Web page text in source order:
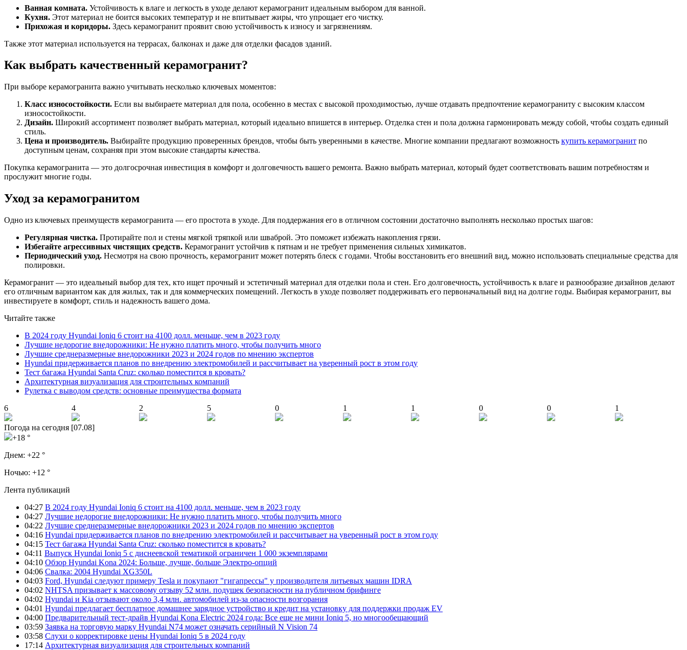
Ванная комната. Устойчивость к влаге и легкость в уходе делают керамогранит идеальным выбором для ванной.
Кухня. Этот материал не боится высоких температур и не впитывает жиры, что упрощает его чистку.
Прихожая и коридоры. Здесь керамогранит проявит свою устойчивость к износу и загрязнениям.
Также этот материал используется на террасах, балконах и даже для отделки фасадов зданий.
Как выбрать качественный керамогранит?
При выборе керамогранита важно учитывать несколько ключевых моментов:
Класс износостойкости. Если вы выбираете материал для пола, особенно в местах с высокой проходимостью, лучше отдавать предпочтение керамограниту с высоким классом
износостойкости.
Дизайн. Широкий ассортимент позволяет выбрать материал, который идеально впишется в интерьер. Отделка стен и пола должна гармонировать между собой, чтобы создать единый
стиль.
Цена и производитель. Выбирайте продукцию проверенных брендов, чтобы быть уверенными в качестве. Многие компании предлагают возможность купить керамогранит по
доступным ценам, сохраняя при этом высокие стандарты качества.
Покупка керамогранита — это долгосрочная инвестиция в комфорт и долговечность вашего ремонта. Важно выбрать материал, который будет соответствовать вашим потребностям и
прослужит многие годы.
Уход за керамогранитом
Одно из ключевых преимуществ керамогранита — его простота в уходе. Для поддержания его в отличном состоянии достаточно выполнять несколько простых шагов:
Регулярная чистка. Протирайте пол и стены мягкой тряпкой или шваброй. Это поможет избежать накопления грязи.
Избегайте агрессивных чистящих средств. Керамогранит устойчив к пятнам и не требует применения сильных химикатов.
Периодический уход. Несмотря на свою прочность, керамогранит может потерять блеск с годами. Чтобы восстановить его внешний вид, можно использовать специальные средства для
полировки.
Керамогранит — это идеальный выбор для тех, кто ищет прочный и эстетичный материал для отделки пола и стен. Его долговечность, устойчивость к влаге и разнообразие дизайнов делают
его отличным вариантом как для жилых, так и для коммерческих помещений. Легкость в уходе позволяет поддерживать его первоначальный вид на долгие годы. Выбирая керамогранит, вы
инвестируете в комфорт, стиль и надежность вашего дома.
Читайте также
В 2024 году Hyundai Ioniq 6 стоит на 4100 долл. меньше, чем в 2023 году
Лучшие недорогие внедорожники: Не нужно платить много, чтобы получить много
Лучшие среднеразмерные внедорожники 2023 и 2024 годов по мнению экспертов
Hyundai придерживается планов по внедрению электромобилей и рассчитывает на уверенный рост в этом году
Тест багажа Hyundai Santa Cruz: сколько поместится в кровать?
Архитектурная визуализация для строительных компаний
Рулетка с выводом средств: основные преимущества формата
6
4 2 5 0 1 1 0 0 1
Погода на сегодня [07.08]
+18 °
Днем: +22 °
Ночью: +12 °
Лента публикаций
04:27 В 2024 году Hyundai Ioniq 6 стоит на 4100 долл. меньше, чем в 2023 году
04:27 Лучшие недорогие внедорожники: Не нужно платить много, чтобы получить много
04:22 Лучшие среднеразмерные внедорожники 2023 и 2024 годов по мнению экспертов
04:16 Hyundai придерживается планов по внедрению электромобилей и рассчитывает на уверенный рост в этом году
04:15 Тест багажа Hyundai Santa Cruz: сколько поместится в кровать?
04:11 Выпуск Hyundai Ioniq 5 с диснеевской тематикой ограничен 1 000 экземплярами
04:10 Обзор Hyundai Kona 2024: Больше, лучше, больше Электро-опций
04:06 Свалка: 2004 Hyundai XG350L
04:03 Ford, Hyundai следуют примеру Tesla и покупают "гигапрессы" у производителя литьевых машин IDRA
04:02 NHTSA призывает к массовому отзыву 52 млн. подушек безопасности на публичном брифинге
04:02 Hyundai и Kia отзывают около 3,4 млн. автомобилей из-за опасности возгорания
04:01 Hyundai предлагает бесплатное домашнее зарядное устройство и кредит на установку для поддержки продаж EV
04:00 Предварительный тест-драйв Hyundai Kona Electric 2024 года: Все еще не мини Ioniq 5, но многообещающий
03:59 Заявка на торговую марку Hyundai N74 может означать серийный N Vision 74
03:58 Слухи о корректировке цены Hyundai Ioniq 5 в 2024 году
17:14 Архитектурная визуализация для строительных компаний